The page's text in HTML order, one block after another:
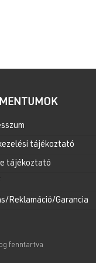
tájékoztató
tájékoztató
Reklamáció/Garancia
fenntartva